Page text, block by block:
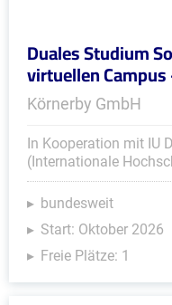
Duales Studium
virtuellen
Körnerby GmbH
In Kooperation mit IU
(Internationale
bundesweit
Start: Oktober 2026
Freie Plätze: 1